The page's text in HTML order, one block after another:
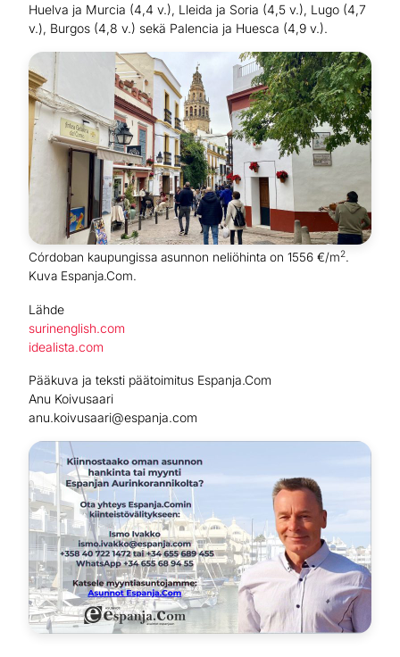
Huelva ja Murcia (4,4 v.), Lleida ja Soria (4,5 v.), Lugo (4,7
v.), Burgos (4,8 v.) sekä Palencia ja Huesca (4,9 v.).
Córdoban kaupungissa asunnon neliöhinta on 1556 €/m2.
Kuva Espanja.Com.
Lähde
surinenglish.com
idealista.com
Pääkuva ja teksti päätoimitus Espanja.Com
Anu Koivusaari
anu.koivusaari@espanja.com